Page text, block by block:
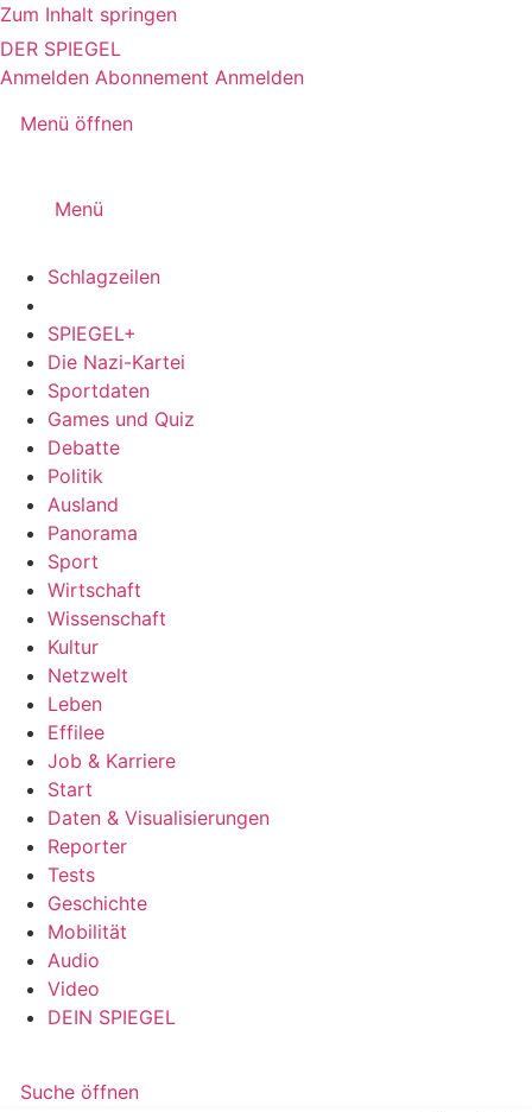
Zum Inhalt springen
DER SPIEGEL
Anmelden Abonnement Anmelden
Menü öffnen
Menü
Schlagzeilen
SPIEGEL+
Die Nazi-Kartei
Sportdaten
Games und Quiz
Debatte
Politik
Ausland
Panorama
Sport
Wirtschaft
Wissenschaft
Kultur
Netzwelt
Leben
Effilee
Job & Karriere
Start
Daten & Visualisierungen
Reporter
Tests
Geschichte
Mobilität
Audio
Video
DEIN SPIEGEL
Suche öffnen